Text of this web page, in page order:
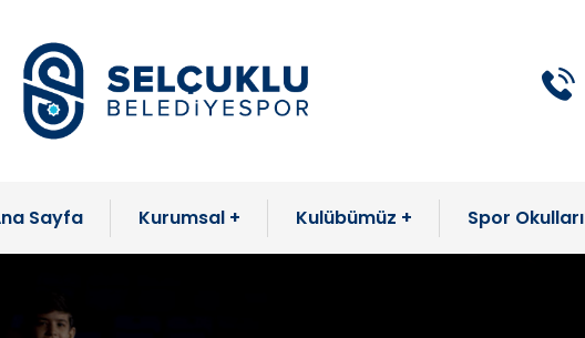
Sayfa Kurumsal Kulübümüz Spor Okulları